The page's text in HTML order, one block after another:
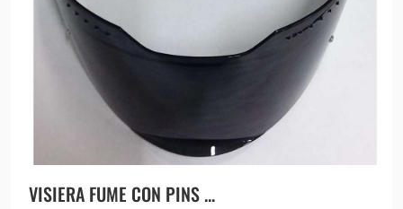
VISIERA FUME CON PINS ...